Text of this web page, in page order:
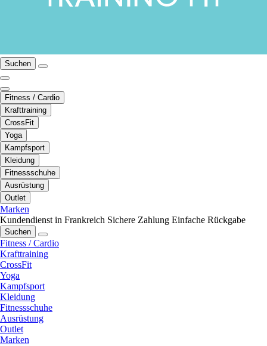
Suchen
Fitness / Cardio
Krafttraining
CrossFit
Yoga
Kampfsport
Kleidung
Fitnessschuhe
Ausrüstung
Outlet
Marken
Kundendienst in Frankreich Sichere Zahlung Einfache Rückgabe
Suchen
Fitness / Cardio
Krafttraining
CrossFit
Yoga
Kampfsport
Kleidung
Fitnessschuhe
Ausrüstung
Outlet
Marken